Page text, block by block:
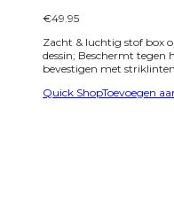
€49.95
Zacht & luchtig stof box
dessin; Beschermt tegen
bevestigen met
Quick ShopToevoegen